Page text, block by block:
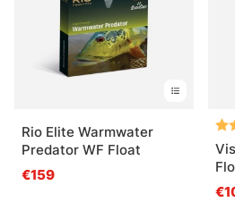
Rio Elite Warmwater
Predator WF Float
€159